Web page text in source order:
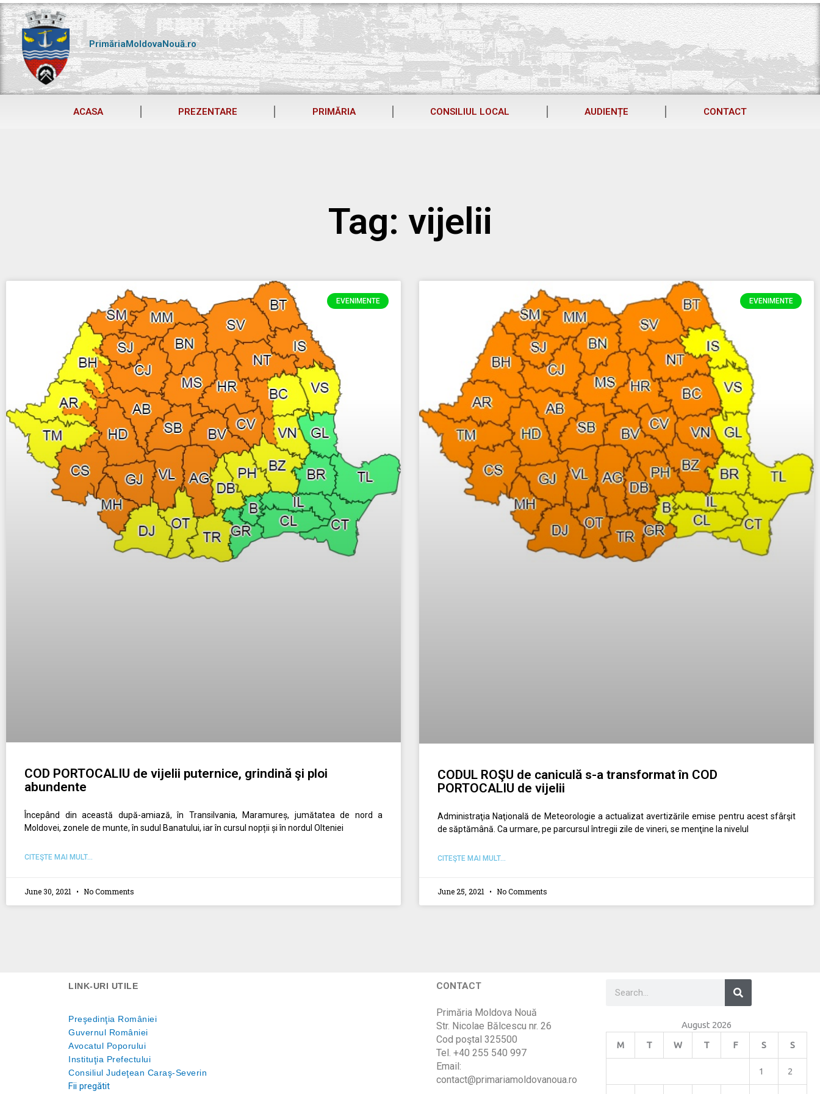
Skip
to
content
PrimăriaMoldovaNouă.ro
ACASA PREZENTARE PRIMĂRIA CONSILIUL LOCAL AUDIENȚE CONTACT
Tag: vijelii
EVENIMENTE
COD PORTOCALIU de vijelii puternice, grindină şi ploi
abundente
Începând din această după-amiază, în Transilvania, Maramureș, jumătatea de nord a
Moldovei, zonele de munte, în sudul Banatului, iar în cursul nopții și în nordul Olteniei
CITEŞTE MAI MULT...
June 30, 2021 No Comments
EVENIMENTE
CODUL ROŞU de caniculă s-a transformat în COD
PORTOCALIU de vijelii
Administraţia Naţională de Meteorologie a actualizat avertizările emise pentru acest sfârşit
de săptămână. Ca urmare, pe parcursul întregii zile de vineri, se menţine la nivelul
CITEŞTE MAI MULT...
June 25, 2021 No Comments
LINK-URI UTILE
Preşedinţia României
Guvernul României
Avocatul Poporului
Instituţia Prefectului
Consiliul Judeţean Caraş-Severin
Fii pregătit
CONTACT
Primăria Moldova Nouă
Str. Nicolae Bălcescu nr. 26
Cod poştal 325500
Tel. +40 255 540 997
Email:
contact@primariamoldovanoua.ro
Search
August 2026
M
T W T F S S
1 2